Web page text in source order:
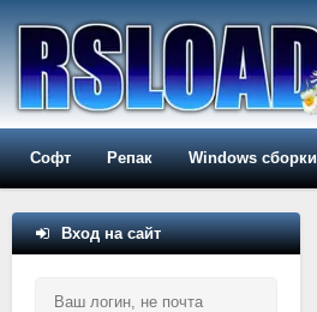
Софт Репак Windows сборки
Вход на сайт